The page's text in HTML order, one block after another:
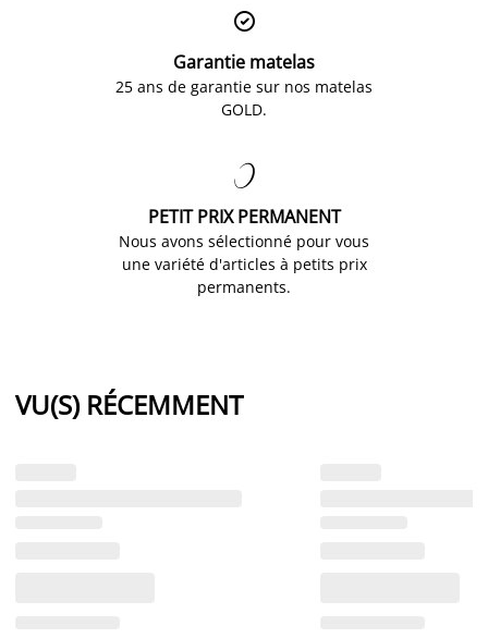

Garantie matelas
25 ans de garantie sur nos matelas
GOLD.

PETIT PRIX PERMANENT
Nous avons sélectionné pour vous
une variété d'articles à petits prix
permanents.
VU(S) RÉCEMMENT